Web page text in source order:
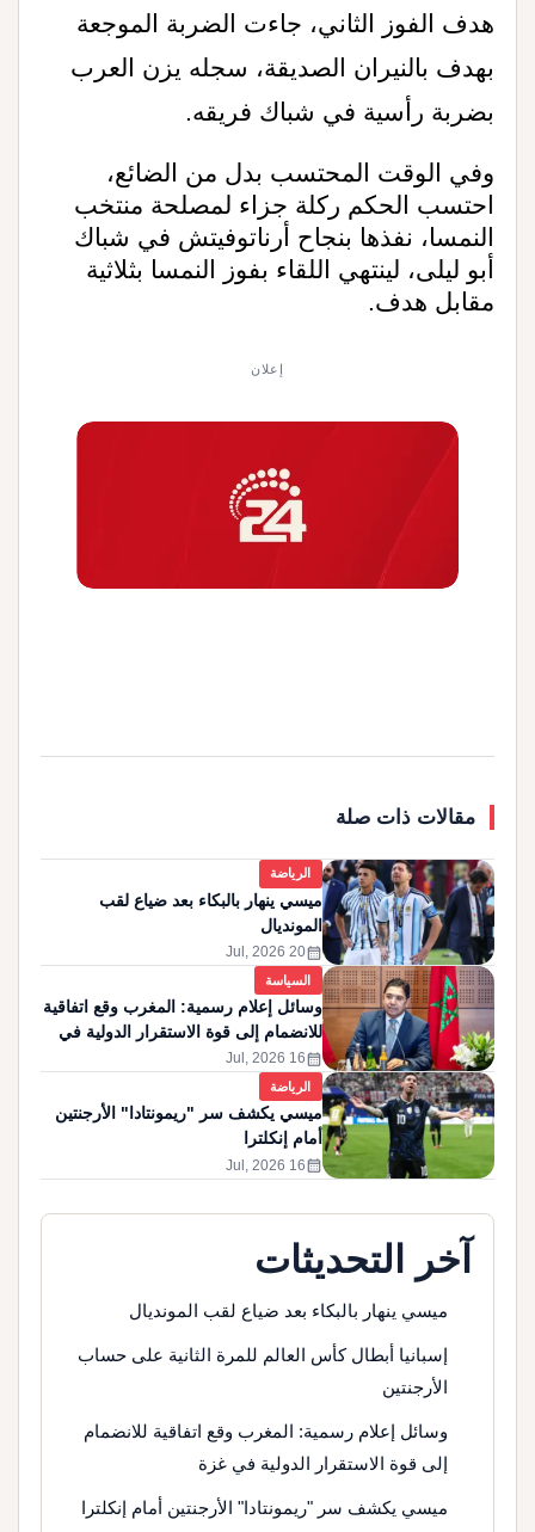
هدف الفوز الثاني، جاءت الضربة الموجعة
بهدف بالنيران الصديقة، سجله يزن العرب
بضربة رأسية في شباك فريقه.
وفي الوقت المحتسب بدل من الضائع،
احتسب الحكم ركلة جزاء لمصلحة منتخب
النمسا، نفذها بنجاح أرناتوفيتش في شباك
أبو ليلى، لينتهي اللقاء بفوز النمسا بثلاثية
مقابل هدف.
إعلان
مقالات ذات صلة
الرياضة
ميسي ينهار بالبكاء بعد ضياع لقب
المونديال
calendar_month
20 Jul, 2026
السياسة
وسائل إعلام رسمية: المغرب وقع اتفاقية
للانضمام إلى قوة الاستقرار الدولية في
غزة
calendar_month
16 Jul, 2026
الرياضة
ميسي يكشف سر "ريمونتادا" الأرجنتين
أمام إنكلترا
calendar_month
16 Jul, 2026
آخر التحديثات
ميسي ينهار بالبكاء بعد ضياع لقب المونديال
إسبانيا أبطال كأس العالم للمرة الثانية على حساب
الأرجنتين
وسائل إعلام رسمية: المغرب وقع اتفاقية للانضمام
إلى قوة الاستقرار الدولية في غزة
ميسي يكشف سر "ريمونتادا" الأرجنتين أمام إنكلترا